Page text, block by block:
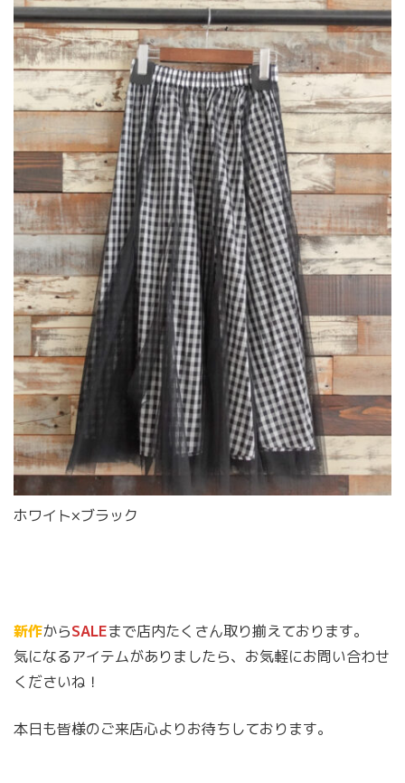
ホワイト×ブラック
新作からSALEまで店内たくさん取り揃えております。
気になるアイテムがありましたら、お気軽にお問い合わせ
くださいね！
本日も皆様のご来店心よりお待ちしております。